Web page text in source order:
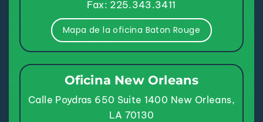
Fax: 225.343.3411
Mapa de la oficina Baton Rouge
Oficina New Orleans
Calle Poydras 650 Suite 1400 New Orleans,
LA 70130